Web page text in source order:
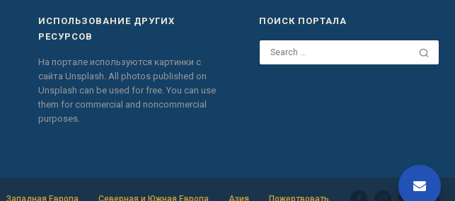
ИСПОЛЬЗОВАНИЕ ДРУГИХ
РЕСУРСОВ
На портале используются картинки с
сайта Unsplash. All photos published on
Unsplash can be used for free. You can use
them for commercial and noncommercial
purposes.
ПОИСК ПОРТАЛА